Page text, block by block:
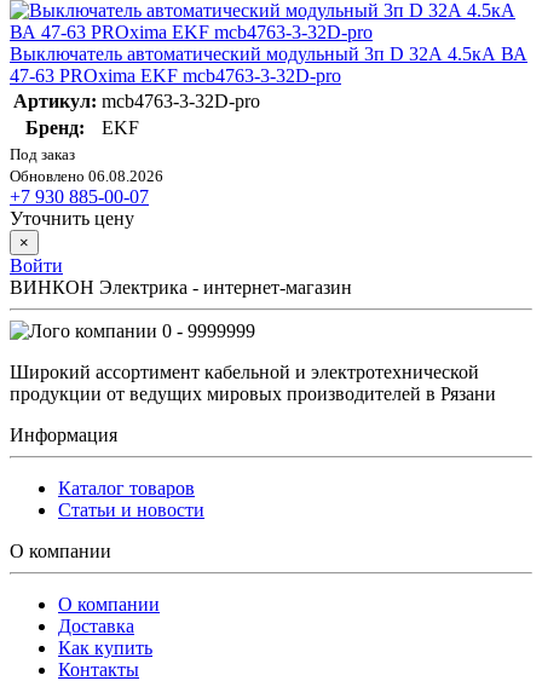
Выключатель автоматический модульный 3п D 32А 4.5кА ВА
47-63 PROxima EKF mcb4763-3-32D-pro
Артикул: mcb4763-3-32D-pro
Бренд:
EKF
Под заказ
Обновлено 06.08.2026
+7 930 885-00-07
Уточнить цену
×
Войти
ВИНКОН Электрика - интернет-магазин
0 - 9999999
Широкий ассортимент кабельной и электротехнической
продукции от ведущих мировых производителей в Рязани
Информация
Каталог товаров
Статьи и новости
О компании
О компании
Доставка
Как купить
Контакты